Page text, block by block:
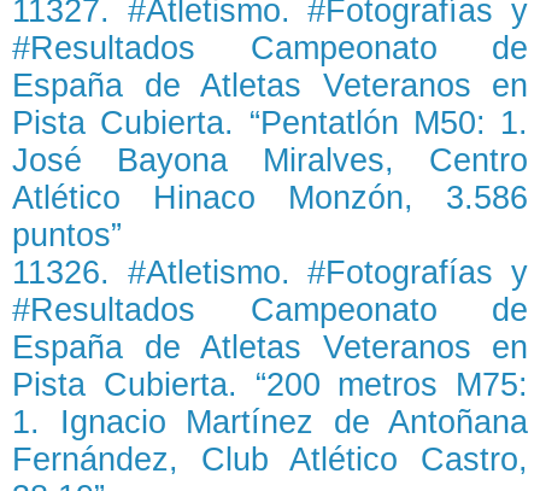
11327. #Atletismo. #Fotografías y
#Resultados Campeonato de
España de Atletas Veteranos en
Pista Cubierta. “Pentatlón M50: 1.
José Bayona Miralves, Centro
Atlético Hinaco Monzón, 3.586
puntos”
11326. #Atletismo. #Fotografías y
#Resultados Campeonato de
España de Atletas Veteranos en
Pista Cubierta. “200 metros M75:
1. Ignacio Martínez de Antoñana
Fernández, Club Atlético Castro,